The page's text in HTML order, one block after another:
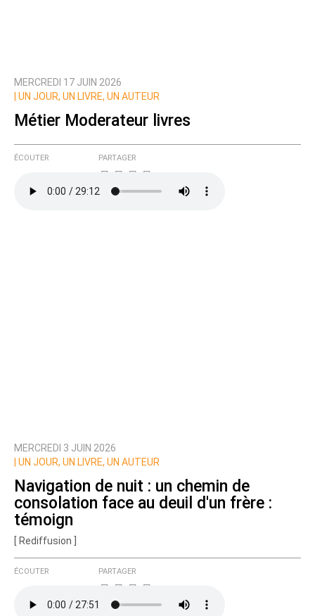
MERCREDI 17 JUIN 2026
UN JOUR, UN LIVRE, UN AUTEUR
Métier Moderateur livres
ÉCOUTER PARTAGER
MERCREDI 3 JUIN 2026
UN JOUR, UN LIVRE, UN AUTEUR
Navigation de nuit : un chemin de
consolation face au deuil d'un frère :
témoign
[ Rediffusion ]
ÉCOUTER PARTAGER